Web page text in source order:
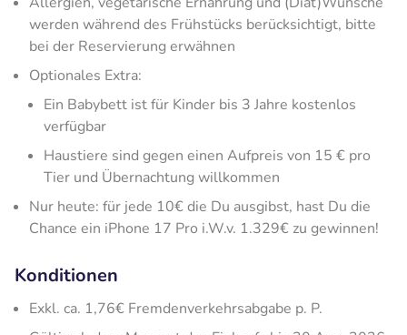
werden während des Frühstücks berücksichtigt, bitte
bei der Reservierung erwähnen
Optionales Extra:
Ein Babybett ist für Kinder bis 3 Jahre kostenlos
verfügbar
Haustiere sind gegen einen Aufpreis von 15 € pro
Tier und Übernachtung willkommen
Nur heute: für jede 10€ die Du ausgibst, hast Du die
Chance ein iPhone 17 Pro i.W.v. 1.329€ zu gewinnen!
Konditionen
Exkl. ca. 1,76€ Fremdenverkehrsabgabe p. P.